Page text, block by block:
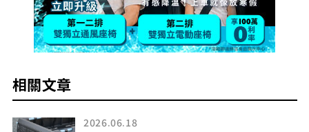
相關文章
2026.06.18